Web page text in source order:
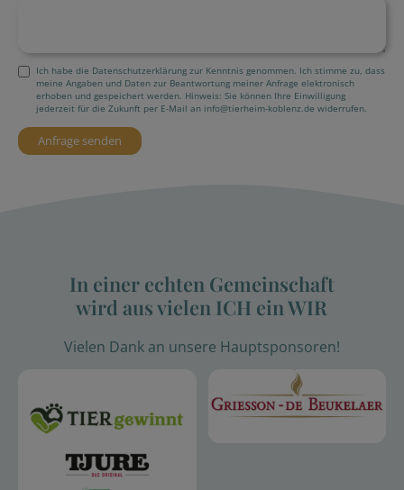
Ich habe die Datenschutzerklärung zur Kenntnis genommen. Ich stimme zu, dass
meine Angaben und Daten zur Beantwortung meiner Anfrage elektronisch
erhoben und gespeichert werden. Hinweis: Sie können Ihre Einwilligung
jederzeit für die Zukunft per E-Mail an info@tierheim-koblenz.de widerrufen.
In einer echten Gemeinschaft
wird aus vielen ICH ein WIR
Vielen Dank an unsere Hauptsponsoren!